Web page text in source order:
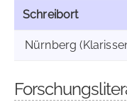
Schreibort
Nürnberg